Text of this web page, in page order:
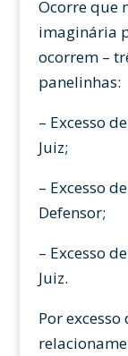
Ocorre que
imaginária
ocorrem –
panelinhas:
– Excesso
Juiz;
– Excesso
Defensor;
– Excesso
Juiz.
Por